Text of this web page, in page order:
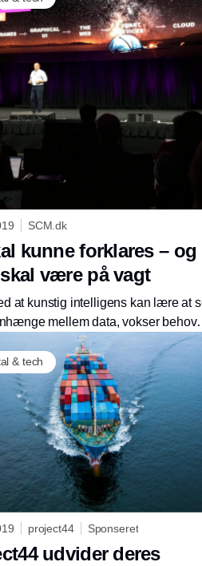
SCM.dk
kunne forklares – og
være på vagt
at kunstig intelligens kan lære at
mellem data, vokser
bag sørger for transparens
så man kan forklare
”Vi holder øje med udviklingen”,
IFS’ Christian Pedersen i
& tech
project44 Sponseret
udvider deres